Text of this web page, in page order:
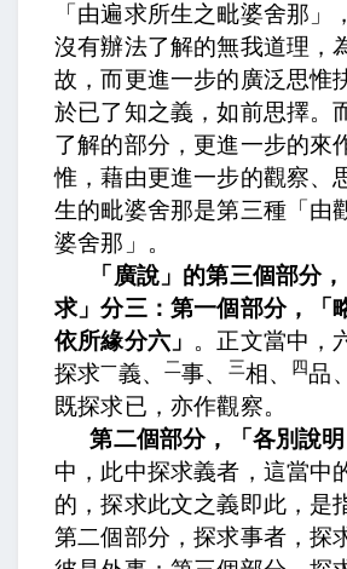
「由遍求所生之毗婆舍那」
沒有辦法了解的無我道理，
故，而更進一步的廣泛思惟
於已了知之義，如前思擇。
了解的部分，更進一步的來
惟，藉由更進一步的觀察、
生的毗婆舍那是第三種「由
婆舍那」。
「廣說」的第三個部分
求」分三：第一個部分，「
依所緣分六」 。正文當中，
探求一義、二事、 三相、 四 品、
既探求已，亦作觀察。
第二個部分，「各別說明
中， 此中探求義者， 這當中
的，探求此文之義即此， 是
第二個部分，探求事者，探